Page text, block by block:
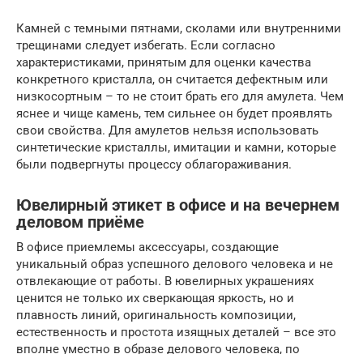
Камней с темными пятнами, сколами или внутренними
трещинами следует избегать. Если согласно
характеристиками, принятым для оценки качества
конкретного кристалла, он считается дефектным или
низкосортным – то не стоит брать его для амулета. Чем
яснее и чище камень, тем сильнее он будет проявлять
свои свойства. Для амулетов нельзя использовать
синтетические кристаллы, имитации и камни, которые
были подвергнуты процессу облагораживания.
Ювелирный этикет в офисе и на вечернем
деловом приёме
В офисе приемлемы аксессуары, создающие
уникальный образ успешного делового человека и не
отвлекающие от работы. В ювелирных украшениях
ценится не только их сверкающая яркость, но и
плавность линий, оригинальность композиции,
естественность и простота изящных деталей – все это
вполне уместно в образе делового человека, по